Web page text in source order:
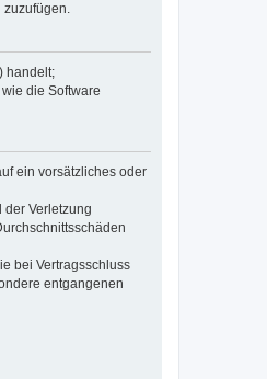
zuzufügen.
handelt;
die Software
ein vorsätzliches oder
Verletzung
bei Vertragsschluss
entgangenen